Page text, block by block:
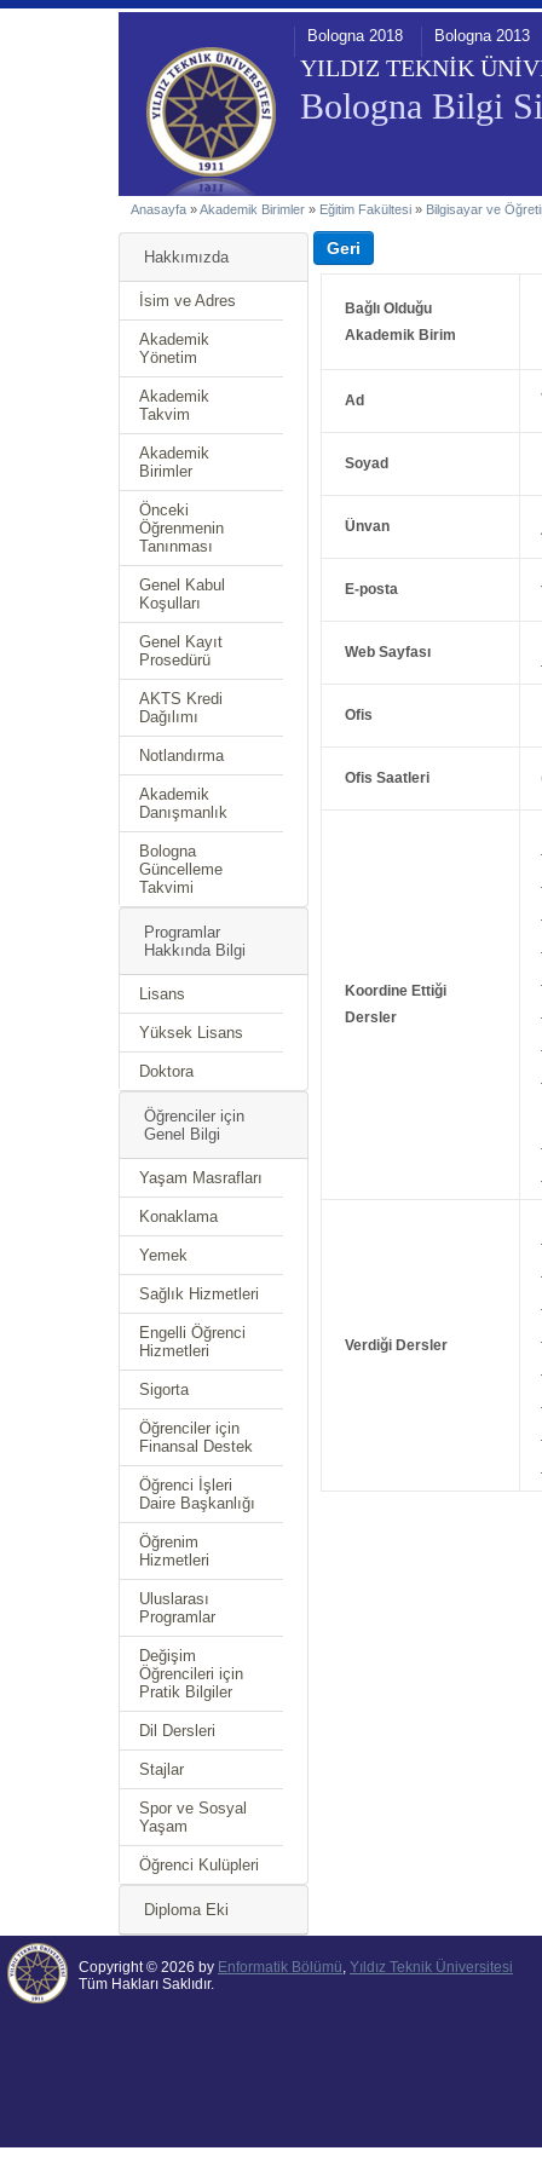
YILDIZ TEKNİK
Bologna Bilgi
Bologna 2018 Bologna 2013
Anasayfa »Akademik Birimler » Eğitim Fakültesi » Bilgisayar ve
Hakkımızda
İsim ve Adres
Akademik
Yönetim
Akademik
Takvim
Akademik
Birimler
Önceki
Öğrenmenin
Tanınması
Genel Kabul
Koşulları
Genel Kayıt
Prosedürü
AKTS Kredi
Dağılımı
Notlandırma
Akademik
Danışmanlık
Bologna
Güncelleme
Takvimi
Programlar
Hakkında Bilgi
Lisans
Yüksek Lisans
Doktora
Öğrenciler için
Genel Bilgi
Yaşam Masrafları
Konaklama
Yemek
Sağlık Hizmetleri
Engelli Öğrenci
Hizmetleri
Sigorta
Öğrenciler için
Finansal Destek
Öğrenci İşleri
Daire Başkanlığı
Öğrenim
Hizmetleri
Uluslarası
Programlar
Değişim
Öğrencileri için
Pratik Bilgiler
Dil Dersleri
Stajlar
Spor ve Sosyal
Yaşam
Öğrenci Kulüpleri
Diploma Eki
Bağlı Olduğu
Akademik Birim
Ad
Soyad
Ünvan
E-posta
Web Sayfası
Ofis
Ofis Saatleri
Koordine Ettiği
Dersler
Verdiği Dersler
Copyright © 2026 by Enformatik Bölümü, Yıldız Teknik Üniversitesi
Tüm Hakları Saklıdır.